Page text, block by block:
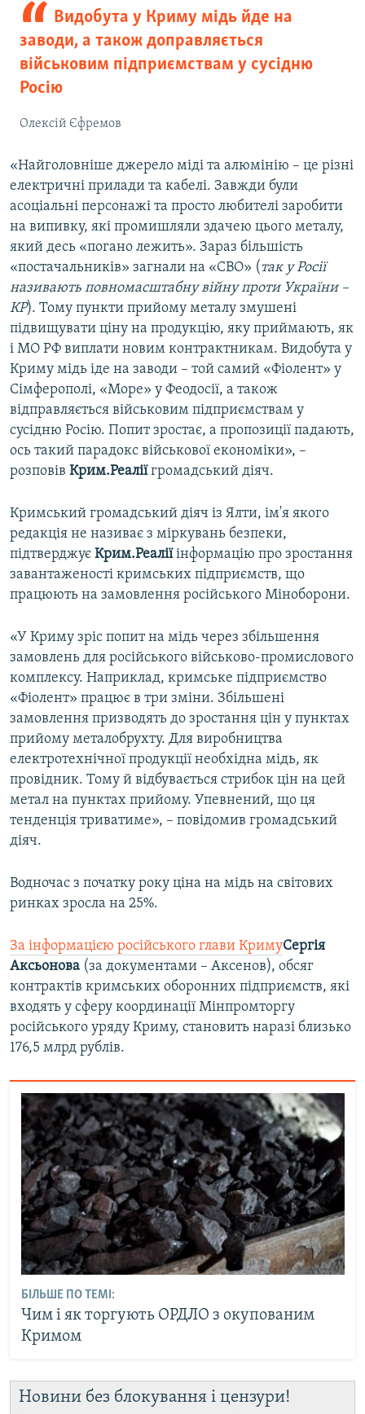
Видобута у Криму мідь йде на
заводи, а також доправляється
військовим підприємствам у сусідню
Росію
Олексій Єфремов
«Найголовніше джерело міді та алюмінію – це різні
електричні прилади та кабелі. Завжди були
асоціальні персонажі та просто любителі заробити
на випивку, які промишляли здачею цього металу,
який десь «погано лежить». Зараз більшість
«постачальників» загнали на «СВО» ( так у Росії
називають повномасштабну війну проти України –
КР). Тому пункти прийому металу змушені
підвищувати ціну на продукцію, яку приймають, як
і МО РФ виплати новим контрактникам. Видобута у
Криму мідь іде на заводи – той самий «Фіолент» у
Сімферополі, «Море» у Феодосії, а також
відправляється військовим підприємствам у
сусідню Росію. Попит зростає, а пропозиції падають,
ось такий парадокс військової економіки», –
розповів Крим.Реаліїгромадський діяч.
Кримський громадський діяч із Ялти, ім'я якого
редакція не називає з міркувань безпеки,
підтверджує Крим.Реаліїінформацію про зростання
завантаженості кримських підприємств, що
працюють на замовлення російського Міноборони.
«У Криму зріс попит на мідь через збільшення
замовлень для російського військово-промислового
комплексу. Наприклад, кримське підприємство
«Фіолент» працює в три зміни. Збільшені
замовлення призводять до зростання цін у пунктах
прийому металобрухту. Для виробництва
електротехнічної продукції необхідна мідь, як
провідник. Тому й відбувається стрибок цін на цей
метал на пунктах прийому. Упевнений, що ця
тенденція триватиме», – повідомив громадський
діяч.
Водночас з початку року ціна на мідь на світових
ринках зросла на 25%.
За інформацією російського глави КримуСергія
Аксьонова (за документами – Аксенов), обсяг
контрактів кримських оборонних підприємств, які
входять у сферу координації Мінпромторгу
російського уряду Криму, становить наразі близько
176,5 млрд рублів.
БІЛЬШЕ ПО ТЕМІ:
Чим і як торгують ОРДЛО з окупованим
Кримом
Новини без блокування і цензури!